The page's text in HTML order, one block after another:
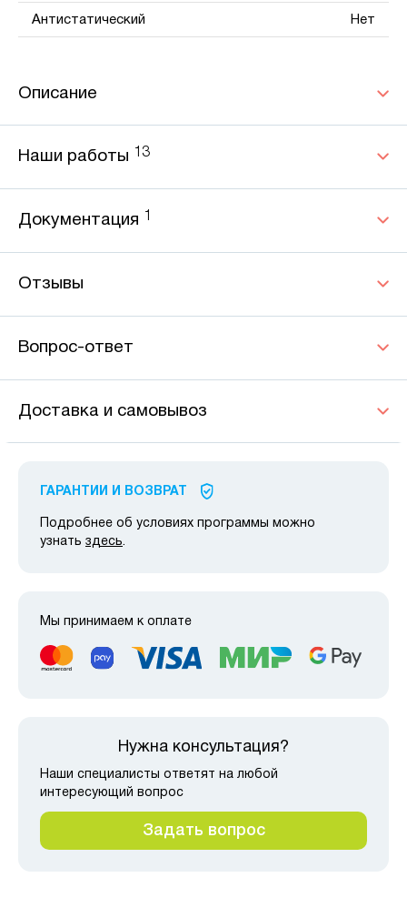
Антистатический Нет
Описание
Наши работы 13
Документация 1
Отзывы
Вопрос-ответ
Доставка и самовывоз
ГАРАНТИИ И ВОЗВРАТ
Подробнее об условиях программы можно
узнать здесь.
Мы принимаем к оплате
Нужна консультация?
Наши специалисты ответят на любой
интересующий вопрос
Задать вопрос